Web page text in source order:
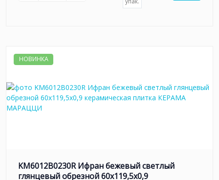
НОВИНКА
KM6012B0230R Ифран бежевый светлый
глянцевый обрезной 60x119,5x0,9